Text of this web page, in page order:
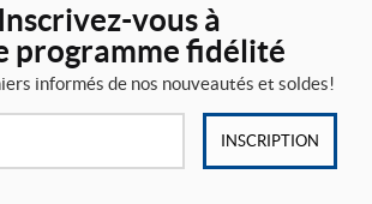
Inscrivez-vous à
programme fidélité
informés de nos nouveautés et soldes!
INSCRIPTION